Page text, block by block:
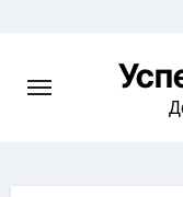
content